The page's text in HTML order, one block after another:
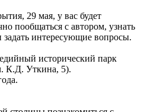
29 мая, у вас будет
пообщаться с автором, узнать
интересующие вопросы.
исторический парк
К.Д. Уткина, 5).